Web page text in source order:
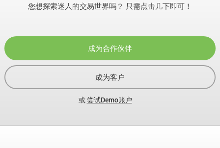
您想探索迷人的交易世界吗？ 只需点击几下即可！
成为合作伙伴
成为客户
或尝试Demo账户